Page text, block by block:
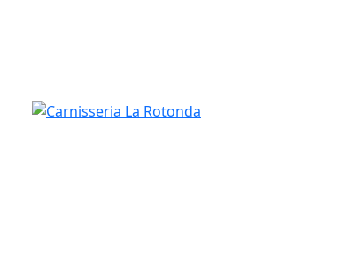
Carnisseria La Rotonda